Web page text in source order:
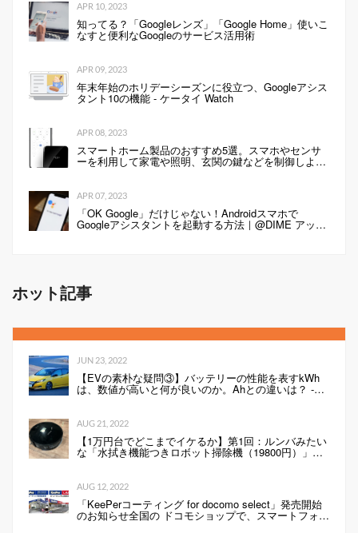
APR 10, 2023
知ってる？「Googleレンズ」「Google Home」使いこ
なすと便利なGoogleのサービス活用術
APR 09, 2023
年末年始のホリデーシーズンに役立つ、Googleアシス
タント10の機能 - ケータイ Watch
APR 08, 2023
スマートホーム製品のおすすめ5選。スマホやセンサ
ーを利用して家電や照明、玄関の鍵などを制御しよ
APR 07, 2023
「OK Google」だけじゃない！Androidスマホで
Googleアシスタントを起動する方法｜@DIME アット
ホット記事
JUN 23, 2022
【EVの素朴な疑問③】バッテリーの性能を表すkWh
は、数値が高いと何が良いのか。Ahとの違いは？ -
AUG 21, 2022
【1万円台でどこまでイケるか】第1回：ルンバみたい
な「水拭き機能つきロボット掃除機（19800円）」の
AUG 12, 2022
「KeePerコーティング for docomo select」発売開始
のお知らせ全国の ドコモショップで、スマートフォン